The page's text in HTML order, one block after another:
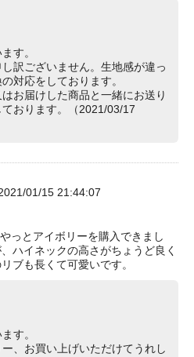
す。
訳ございません。生地感が違っ
対応をしております。
お届けした商品と一緒にお送り
おります。（2021/03/17
01/15 21:44:07
っとアイボリーを購入できまし
ハイネックの高さがちょうど良く
ブも長くて可愛いです。
す。
、お買い上げいただけてうれし